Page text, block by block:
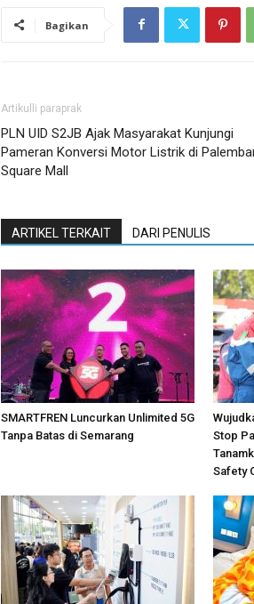
Bagikan
Artikulli paraprak
PLN UID S2JB Ajak Masyarakat Kunjungi
Pameran Konversi Motor Listrik di
Square Mall
ARTIKEL TERKAIT DARI PENULIS
SMARTFREN Luncurkan Unlimited 5G
Tanpa Batas di Semarang
Stop
Safety